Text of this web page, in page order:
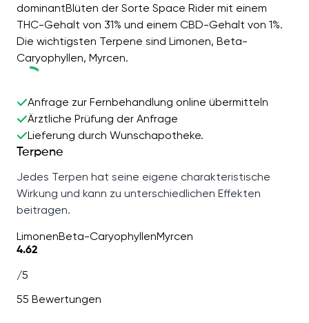
dominantBlüten der Sorte Space Rider mit einem
THC-Gehalt von 31% und einem CBD-Gehalt von 1%.
Die wichtigsten Terpene sind Limonen, Beta-
Caryophyllen, Myrcen.
Anfrage zur Fernbehandlung online übermitteln
Ärztliche Prüfung der Anfrage
Lieferung durch Wunschapotheke.
Terpene
Jedes Terpen hat seine eigene charakteristische
Wirkung und kann zu unterschiedlichen Effekten
beitragen.
LimonenBeta-CaryophyllenMyrcen
4.62
/5
55 Bewertungen